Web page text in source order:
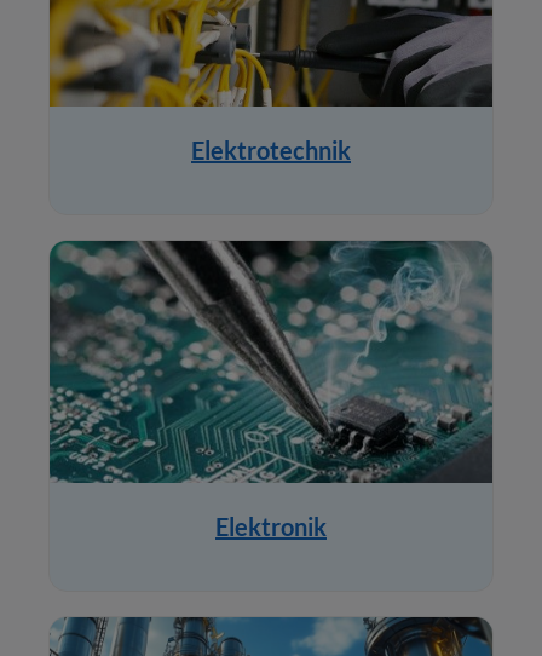
Elektrotechnik
Elektronik